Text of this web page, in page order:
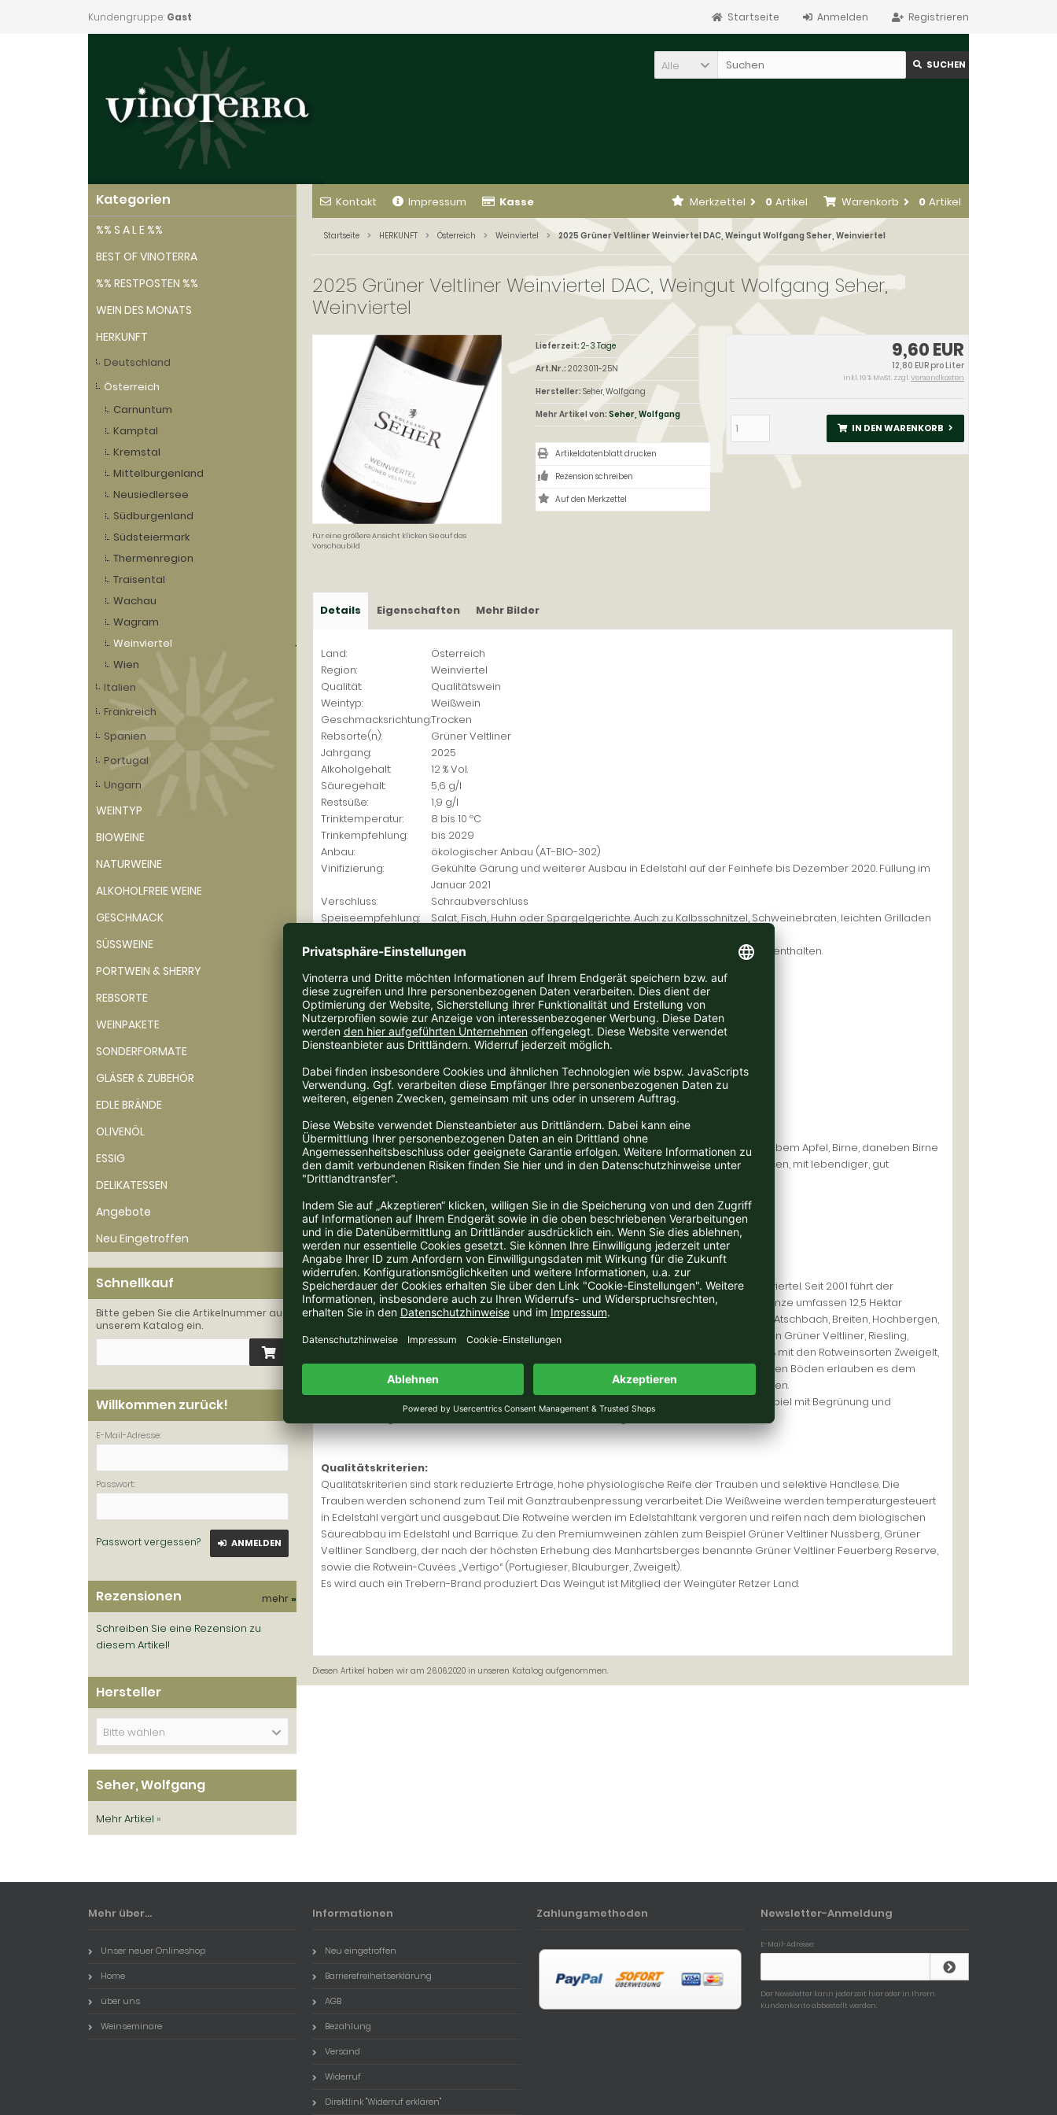
Kundengruppe: Gast Registrieren
Anmelden
Startseite
Alle SUCHEN
Kontakt Impressum Kasse Warenkorb 0 Artikel
Merkzettel 0 Artikel
Startseite HERKUNFT Österreich Weinviertel 2025 Grüner Veltliner Weinviertel DAC, Weingut Wolfgang Seher, Weinviertel
2025 Grüner Veltliner Weinviertel DAC, Weingut Wolfgang Seher,
Weinviertel
Für eine größere Ansicht klicken Sie auf das
Vorschaubild
9,60 EUR
12,80 EUR pro Liter
inkl. 19 % MwSt. zzgl.Versandkosten
IN DEN WARENKORB
Lieferzeit: 2-3 Tage
Art.Nr.: 2023011-25N
Hersteller: Seher, Wolfgang
Mehr Artikel von: Seher, Wolfgang
Artikeldatenblatt drucken
Rezension schreiben
Details Eigenschaften Mehr Bilder
Land:
Österreich
Region:
Weinviertel
Qualität:
Qualitätswein
Weintyp:
Weißwein
Geschmacksrichtung:Trocken
Rebsorte(n):
Grüner Veltliner
Jahrgang:
2025
Alkoholgehalt:
12 % Vol.
Säuregehalt:
5,6 g/l
Restsüße:
1,9 g/l
Trinktemperatur:
8 bis 10 ºC
Trinkempfehlung:
bis 2029
Anbau:
ökologischer Anbau (AT-BIO-302)
Vinifizierung:
Gekühlte Gärung und weiterer Ausbau in Edelstahl auf der Feinhefe bis Dezember 2020. Füllung im
Januar 2021
Verschluss:
Schraubverschluss
Speiseempfehlung:
Salat, Fisch, Huhn oder Spargelgerichte. Auch zu Kalbsschnitzel, Schweinebraten, leichten Grilladen
Allergenhinweis:
Enthält Sulfite. Kann Spuren von Schwefel, Eiweiß, Gelatine und Milch enthalten.
Inverkehrbringer:
Weingut Wolfgang Seher, Platt 28, 2051 Platt, Österreich
Nettoinhalt:
0,75 Liter L
Verkostungsnotiz
Intensives, leuchtendes Gelbgrün. In der Nase frischer, fruchtiger Duft von grünem und gelbem Apfel, Birne, daneben Birne
und Anklänge von Maracuja. Am Gaumen erfrischend saftig, fruchtige und pfeffrige Nuancen, mit lebendiger, gut
eingebundener Säure, wunderbar saftig und animierend.
Ein Wein für alle Tage!
Weingut Wolfgang Seher - Platt, Weinviertel
Das Weingut liegt in der Gemeinde Platt im niederösterreichischen Weinbaugebiet Weinviertel. Seit 2001 führt der
innovative Ing. Wolfgang Seher das Weingut. Die Weingärten nahe der tschechischen Grenze umfassen 12,5 Hektar
Rebfläche in den Rieden Faustberg, Hausweingarten, Leithen und Sandberg (Platt), sowie Atschbach, Breiten, Hochbergen,
Langviertel, Nussberg und Satz (Obermarkersdorf). Sie sind zu 60% mit den Weißweinsorten Grüner Veltliner, Riesling,
Sauvignon Blanc, Weißburgunder, Gelber Muskateller und Frühroter Veltliner, sowie zu 40% mit den Rotweinsorten Zweigelt,
Blauer Portugieser, Merlot, Cabernet Sauvignon und Blauburger bestockt.Die verschiedenen Böden erlauben es dem
Winzer, verschiedene Weiß- und Rotweine auf bestens geeigneten Standorten zu kultivieren.
Wolfgang Seher arbeitet naturnah und praktiziert umweltschonenden Weinbau, zum Beispiel mit Begrünung und
Beschränkung von Pflanzenschutzmitteln auf das notwendige Minimum.
Qualitätskriterien:
Qualitätskriterien sind stark reduzierte Erträge, hohe physiologische Reife der Trauben und selektive Handlese. Die
Trauben werden schonend zum Teil mit Ganztraubenpressung verarbeitet. Die Weißweine werden temperaturgesteuert
in Edelstahl vergärt und ausgebaut. Die Rotweine werden im Edelstahltank vergoren und reifen nach dem biologischen
Säureabbau im Edelstahl und Barrique. Zu den Premiumweinen zählen zum Beispiel Grüner Veltliner Nussberg, Grüner
Veltliner Sandberg, der nach der höchsten Erhebung des Manhartsberges benannte Grüner Veltliner Feuerberg Reserve,
sowie die Rotwein-Cuvées „Vertigo“ (Portugieser, Blauburger, Zweigelt).
Es wird auch ein Trebern-Brand produziert. Das Weingut ist Mitglied der Weingüter Retzer Land.
Diesen Artikel haben wir am 26.06.2020 in unseren Katalog aufgenommen.
Kategorien
%% S A L E %%
BEST OF VINOTERRA
%% RESTPOSTEN %%
WEIN DES MONATS
HERKUNFT
Deutschland
Österreich
Carnuntum
Kamptal
Kremstal
Mittelburgenland
Neusiedlersee
Südburgenland
Südsteiermark
Thermenregion
Traisental
Wachau
Wagram
Weinviertel
Wien
Italien
Frankreich
Spanien
Portugal
Ungarn
WEINTYP
BIOWEINE
NATURWEINE
ALKOHOLFREIE WEINE
GESCHMACK
SÜSSWEINE
PORTWEIN & SHERRY
REBSORTE
WEINPAKETE
SONDERFORMATE
GLÄSER & ZUBEHÖR
EDLE BRÄNDE
OLIVENÖL
ESSIG
DELIKATESSEN
Angebote
Neu Eingetroffen
Schnellkauf
Bitte geben Sie die Artikelnummer aus
unserem Katalog ein.
Willkommen zurück!
E-Mail-Adresse:
Passwort:
Passwort vergessen? ANMELDEN
Rezensionen mehr »
Schreiben Sie eine Rezension zu
diesem Artikel!
Hersteller
Bitte wählen
Seher, Wolfgang
Mehr Artikel »
Mehr über...
Unser neuer Onlineshop
Home
über uns
Weinseminare
Informationen
Neu eingetroffen
Barrierefreiheitserklärung
AGB
Bezahlung
Versand
Widerruf
Direktlink "Widerruf erklären"
Zahlungsmethoden Newsletter-Anmeldung
E-Mail-Adresse:
Der Newsletter kann jederzeit hier oder in Ihrem
Kundenkonto abbestellt werden.